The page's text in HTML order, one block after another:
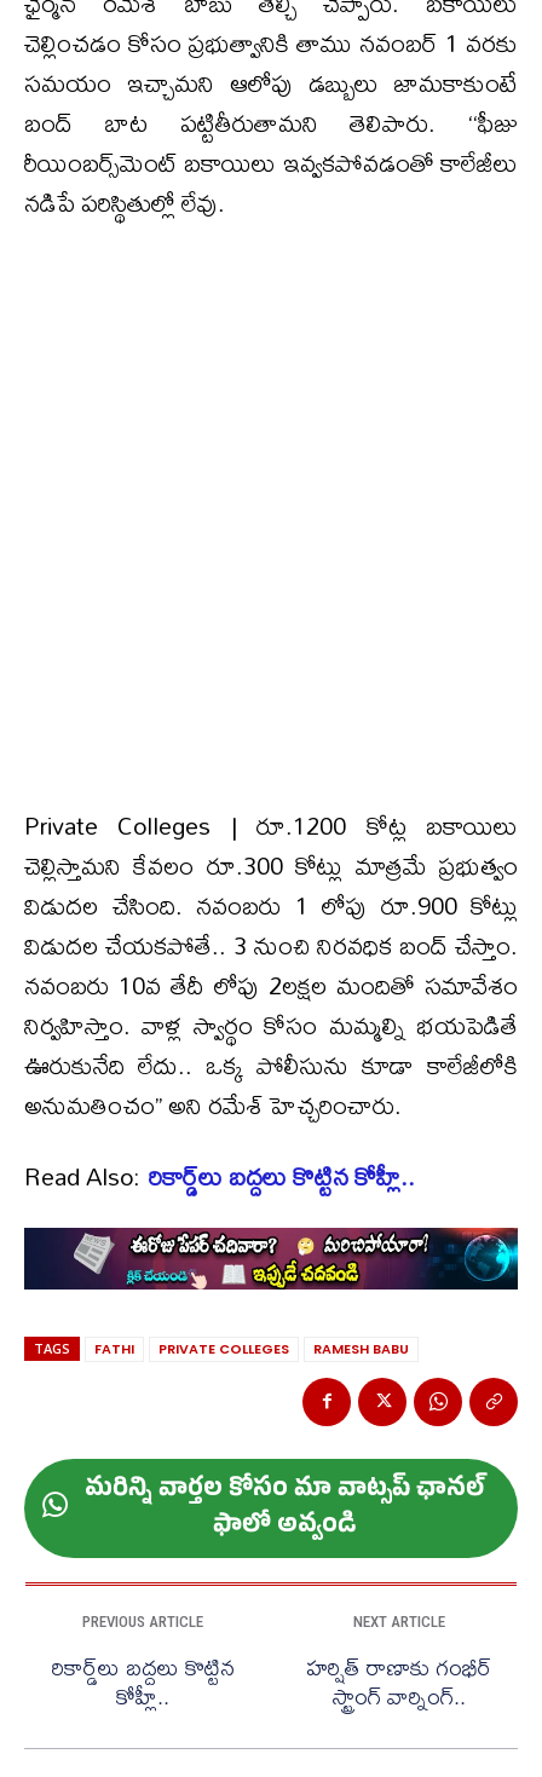
చెల్లించడం కోసం ప్రభుత్వానికి తాము నవంబర్ 1 వరకు
సమయం ఇచ్చామని ఆలోపు డబ్బులు జామకాకుంటే
బంద్ బాట పట్టితీరుతామని తెలిపారు. ‘‘ఫీజు
రీయింబ‌ర్స్‌మెంట్ బకాయిలు ఇవ్వకపోవడంతో కాలేజీలు
నడిపే పరిస్థితుల్లో లేవు.
Private Colleges | రూ.1200 కోట్ల బకాయిలు
చెల్లిస్తామని కేవలం రూ.300 కోట్లు మాత్రమే ప్రభుత్వం
విడుదల చేసింది. నవంబరు 1 లోపు రూ.900 కోట్లు
విడుదల చేయకపోతే.. 3 నుంచి నిరవధిక బంద్ చేస్తాం.
నవంబరు 10వ తేదీ లోపు 2లక్షల మందితో సమావేశం
నిర్వహిస్తాం. వాళ్ల స్వార్థం కోసం మమ్మల్ని భయపెడితే
ఊరుకునేది లేదు.. ఒక్క పోలీసును కూడా కాలేజీలోకి
అనుమతించం’’ అని రమేశ్ హెచ్చరించారు.
Read Also: రికార్డ్‌లు బద్దలు కొట్టిన కోహ్లీ..
TAGS FATHI PRIVATE COLLEGES RAMESH BABU
మ‌రిన్ని వార్త‌ల కోసం మా వాట్స‌ప్ ఛాన‌ల్
ఫాలో అవ్వండి
PREVIOUS ARTICLE
రికార్డ్‌లు బద్దలు కొట్టిన
కోహ్లీ..
NEXT ARTICLE
హర్షిత్ రాణాకు గంభీర్
స్ట్రాంగ్ వార్నింగ్..